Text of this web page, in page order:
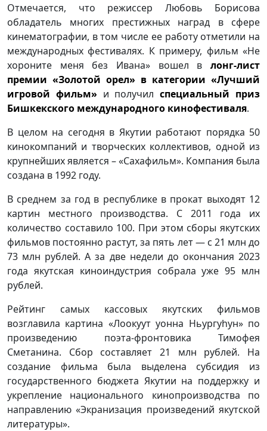
Отмечается, что режиссер Любовь Борисова
обладатель многих престижных наград в сфере
кинематографии, в том числе ее работу отметили на
международных фестивалях. К примеру, фильм «Не
хороните меня без Ивана» вошел в лонг-лист
премии «Золотой орел» в категории «Лучший
игровой фильм»и получилспециальный приз
Бишкекского международного кинофестиваля.
В целом на сегодня в Якутии работают порядка 50
кинокомпаний и творческих коллективов, одной из
крупнейших является – «Сахафильм». Компания была
создана в 1992 году.
В среднем за год в республике в прокат выходят 12
картин местного производства. С 2011 года их
количество составило 100. При этом сборы якутских
фильмов постоянно растут, за пять лет — с 21 млн до
73 млн рублей. А за две недели до окончания 2023
года якутская киноиндустрия собрала уже 95 млн
рублей.
Рейтинг самых кассовых якутских фильмов
возглавила картина «Лоокуут уонна Ньургуhун» по
произведению поэта-фронтовика Тимофея
Сметанина. Сбор составляет 21 млн рублей. На
создание фильма была выделена субсидия из
государственного бюджета Якутии на поддержку и
укрепление национального кинопроизводства по
направлению «Экранизация произведений якутской
литературы».